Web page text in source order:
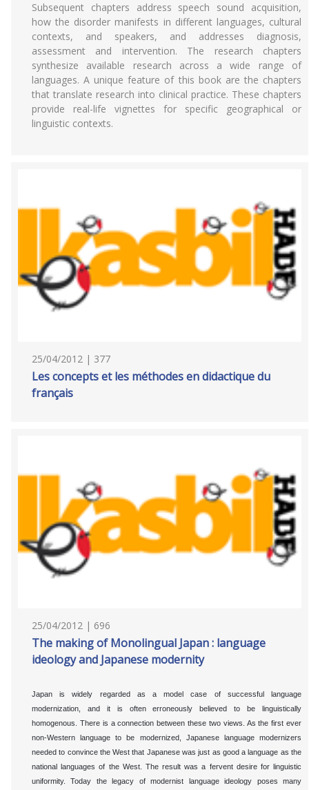
Subsequent chapters address speech sound acquisition,
how the disorder manifests in different languages, cultural
contexts, and speakers, and addresses diagnosis,
assessment and intervention. The research chapters
synthesize available research across a wide range of
languages. A unique feature of this book are the chapters
that translate research into clinical practice. These chapters
provide real-life vignettes for specific geographical or
linguistic contexts.
25/04/2012 | 377
Les concepts et les méthodes en didactique du
français
25/04/2012 | 696
The making of Monolingual Japan : language
ideology and Japanese modernity
Japan is widely regarded as a model case of successful language
modernization, and it is often erroneously believed to be linguistically
homogenous. There is a connection between these two views. As the first ever
non-Western language to be modernized, Japanese language modernizers
needed to convince the West that Japanese was just as good a language as the
national languages of the West. The result was a fervent desire for linguistic
uniformity. Today the legacy of modernist language ideology poses many